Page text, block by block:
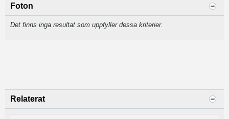
Foton
Det finns inga resultat som uppfyller dessa kriterier.
Relaterat